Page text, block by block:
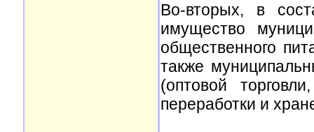
Во-вторых, в
имущество
общественного
также
(оптовой
переработки и